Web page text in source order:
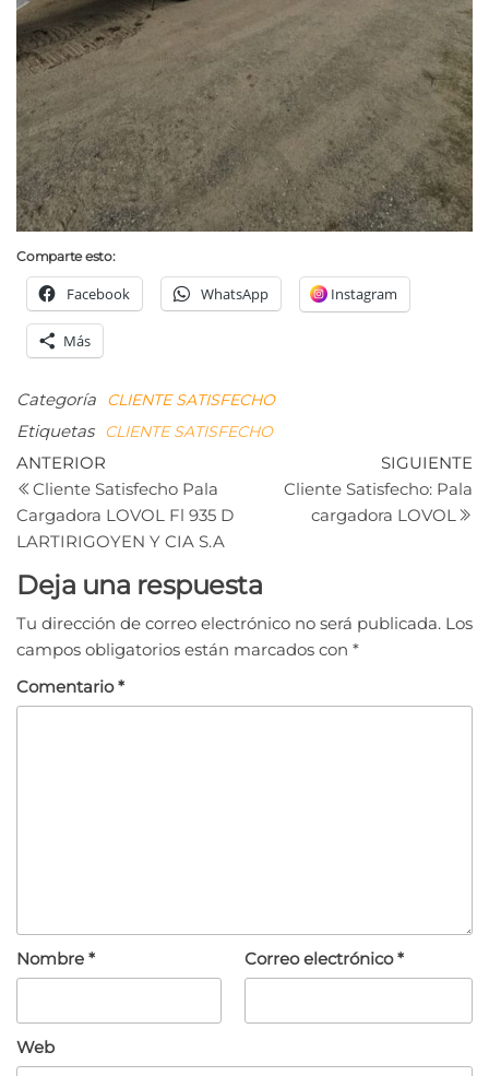
Comparte esto:
Facebook WhatsApp Instagram
Más
Categoría CLIENTE SATISFECHO
Etiquetas CLIENTE SATISFECHO
Navegación
de
entradas
Entrada
anterior
ANTERIOR
Cliente Satisfecho Pala
Cargadora LOVOL Fl 935 D
LARTIRIGOYEN Y CIA S.A
SIGUIENTE
Cliente Satisfecho: Pala
cargadora LOVOL
Deja una respuesta
Tu dirección de correo electrónico no será publicada. Los
campos obligatorios están marcados con *
Comentario*
Nombre * Correo electrónico*
Web